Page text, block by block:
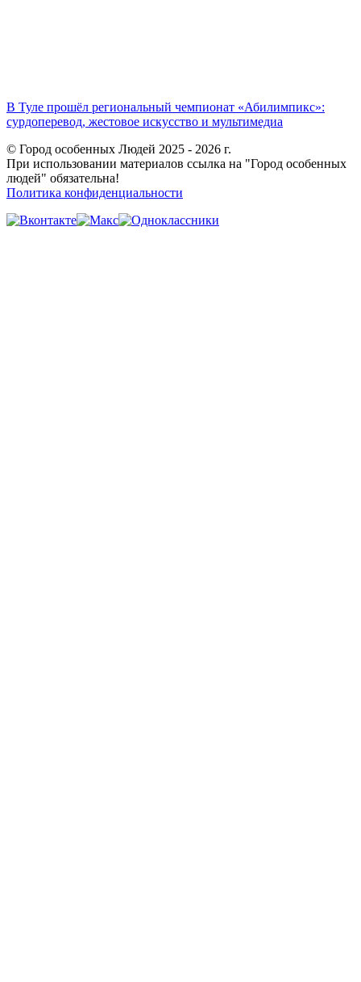
В Туле прошёл региональный чемпионат «Абилимпикс»:
сурдоперевод, жестовое искусство и мультимедиа
© Город особенных Людей 2025 - 2026 г.
При использовании материалов ссылка на "Город особенных
людей" обязательна!
Политика конфиденциальности